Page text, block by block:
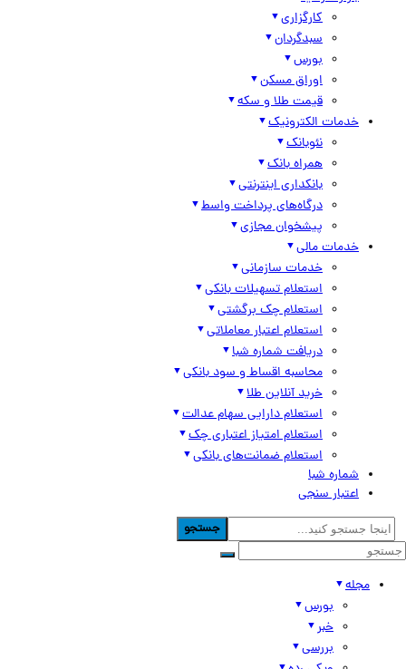
کارگزاری
سبدگردان
بورس
اوراق مسکن
قیمت طلا و سکه
خدمات الکترونیک
نئوبانک
همراه بانک
بانکداری اینترنتی
درگاه‌های پرداخت واسط
پیشخوان مجازی
خدمات مالی
خدمات سازمانی
استعلام تسهیلات بانکی
استعلام چک برگشتی
استعلام اعتبار معاملاتی
دریافت شماره شبا
محاسبه اقساط و سود بانکی
خرید آنلاین طلا
استعلام دارایی سهام عدالت
استعلام امتیاز اعتباری چک
استعلام ضمانت‌های بانکی
شماره شبا
اعتبار سنجی
جستجو
مجله
بورس
خبر
بررسی